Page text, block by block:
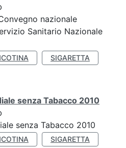
nazionale
Sanitario Nazionale
SIGARETTA
senza Tabacco 2010
senza Tabacco 2010
SIGARETTA